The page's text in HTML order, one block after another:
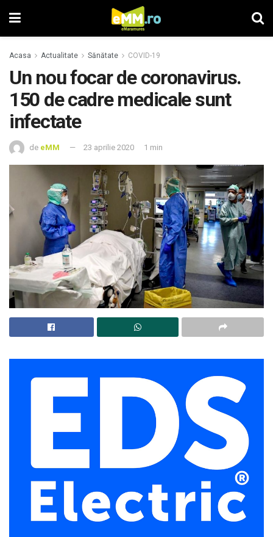
Acasa Actualitate Sănătate COVID-19
Un nou focar de coronavirus.
150 de cadre medicale sunt
infectate
de eMM 23 aprilie 2020 1 min